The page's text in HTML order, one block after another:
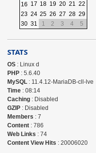
16 17 18 19 20 21 22
23 24 25 26 27 28 29
30 31 1 2 3 4 5
STATS
OS: Linux d
PHP: 5.6.40
MySQL: 11.4.12-MariaDB-cll-lve
Time: 08:14
Caching: Disabled
GZIP: Disabled
Members : 7
Content: 786
Web Links : 74
Content View Hits : 20006020